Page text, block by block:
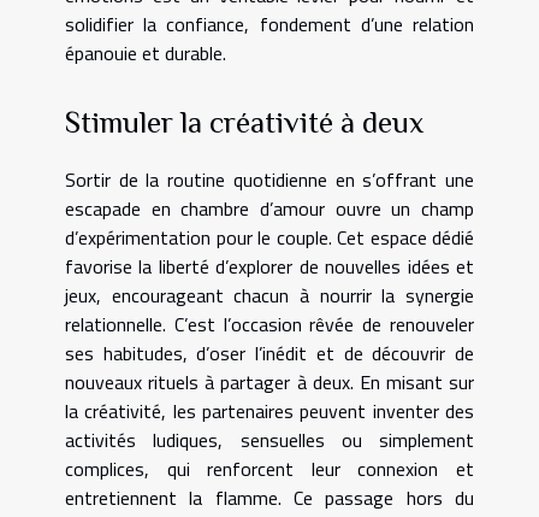
solidifier la confiance, fondement d’une relation
épanouie et durable.
Stimuler la créativité à deux
Sortir de la routine quotidienne en s’offrant une
escapade en chambre d’amour ouvre un champ
d’expérimentation pour le couple. Cet espace dédié
favorise la liberté d’explorer de nouvelles idées et
jeux, encourageant chacun à nourrir la synergie
relationnelle. C’est l’occasion rêvée de renouveler
ses habitudes, d’oser l’inédit et de découvrir de
nouveaux rituels à partager à deux. En misant sur
la créativité, les partenaires peuvent inventer des
activités ludiques, sensuelles ou simplement
complices, qui renforcent leur connexion et
entretiennent la flamme. Ce passage hors du